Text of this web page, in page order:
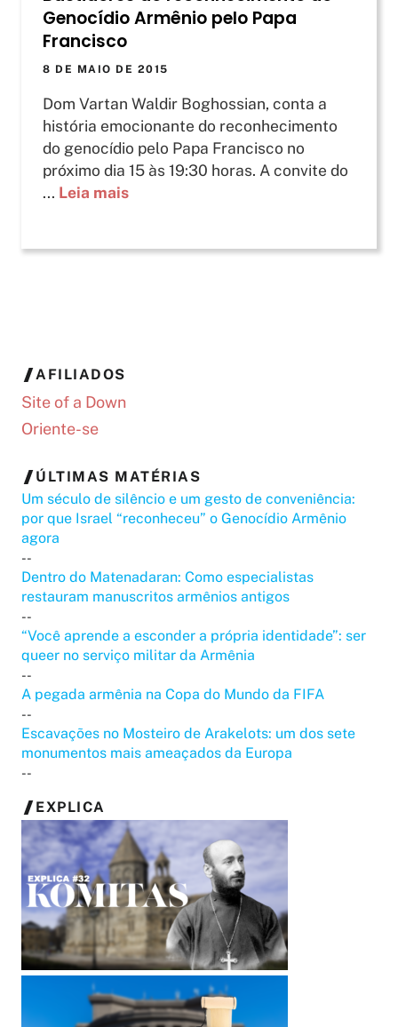
Genocídio Armênio pelo Papa
Francisco
8 DE MAIO DE 2015
Dom Vartan Waldir Boghossian, conta a
história emocionante do reconhecimento
do genocídio pelo Papa Francisco no
próximo dia 15 às 19:30 horas. A convite do
... Leia mais
AFILIADOS
Site of a Down
Oriente-se
ÚLTIMAS MATÉRIAS
Um século de silêncio e um gesto de conveniência:
por que Israel “reconheceu” o Genocídio Armênio
agora
--
Dentro do Matenadaran: Como especialistas
restauram manuscritos armênios antigos
--
“Você aprende a esconder a própria identidade”: ser
queer no serviço militar da Armênia
--
A pegada armênia na Copa do Mundo da FIFA
--
Escavações no Mosteiro de Arakelots: um dos sete
monumentos mais ameaçados da Europa
--
EXPLICA